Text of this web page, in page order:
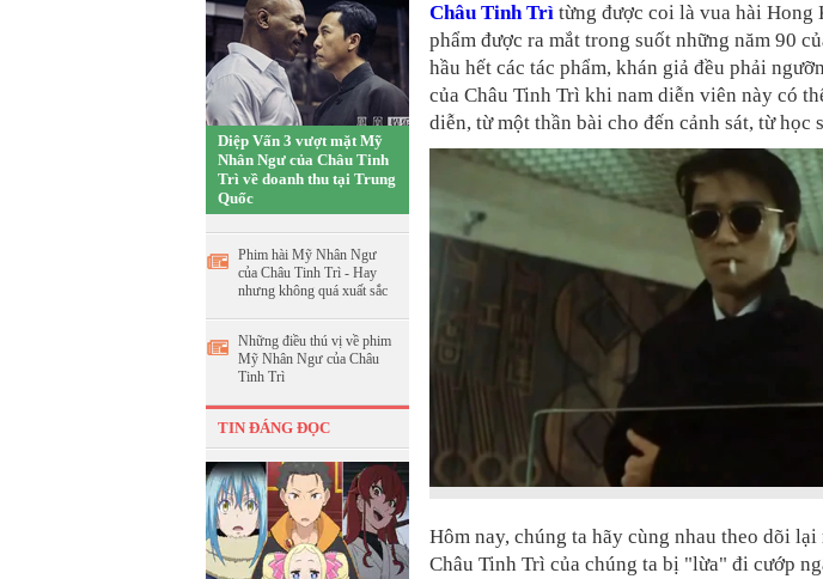
Diệp Vấn 3 vượt mặt Mỹ
Nhân Ngư của Châu Tinh
Trì về doanh thu tại Trung
Quốc
Phim hài Mỹ Nhân Ngư
của Châu Tinh Trì - Hay
nhưng không quá xuất sắc
Những điều thú vị về phim
Mỹ Nhân Ngư của Châu
Tinh Trì
TIN ĐÁNG ĐỌC
Châu Tinh Trì từng được coi là vua hài Hong
phẩm được ra mắt trong suốt những năm 90
hầu hết các tác phẩm, khán giả đều phải
của Châu Tinh Trì khi nam diễn viên này có
diễn, từ một thần bài cho đến cảnh sát, từ học
Hôm nay, chúng ta hãy cùng nhau theo dõi
Châu Tinh Trì của chúng ta bị "lừa" đi cướp